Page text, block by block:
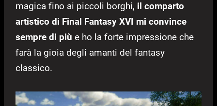
magica fino ai piccoli borghi, il comparto
artistico di Final Fantasy XVI mi convince
sempre di più e ho la forte impressione che
farà la gioia degli amanti del fantasy
classico.